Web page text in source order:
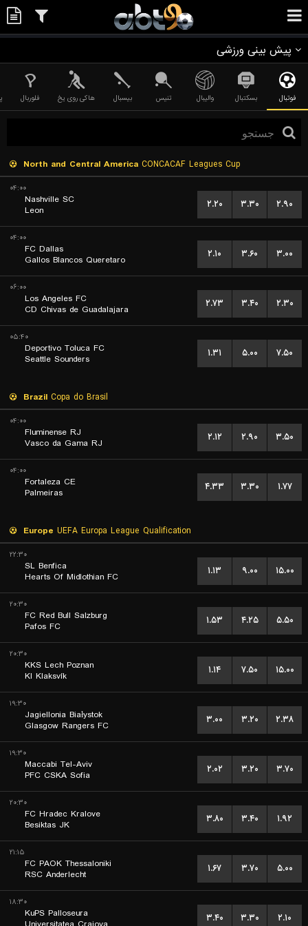
پیش بینی ورزشی
فوتبال بسکتبال والیبال تنیس بیسبال هاکی روی یخ فلوربال
North and Central America CONCACAF Leagues Cup
۰۴:۰۰
Nashville SC
Leon
۲.۲۰ ۳.۳۰ ۲.۹۰
۰۴:۰۰
FC Dallas
Gallos Blancos Queretaro
۲.۱۰ ۳.۶۰ ۳.۰۰
۰۶:۰۰
Los Angeles FC
CD Chivas de Guadalajara
۲.۷۳ ۳.۴۰ ۲.۳۰
۰۵:۴۰
Deportivo Toluca FC
Seattle Sounders
۱.۳۱ ۵.۰۰ ۷.۵۰
Brazil Copa do Brasil
۰۴:۰۰
Fluminense RJ
Vasco da Gama RJ
۲.۱۲ ۲.۹۰ ۳.۵۰
۰۴:۰۰
Fortaleza CE
Palmeiras
۴.۳۳ ۳.۳۰ ۱.۷۷
Europe UEFA Europa League Qualification
۲۲:۳۰
SL Benfica
Hearts Of Midlothian FC
۱.۱۳ ۹.۰۰ ۱۵.۰۰
۲۰:۳۰
FC Red Bull Salzburg
Pafos FC
۱.۵۳ ۴.۲۵ ۵.۵۰
۲۰:۳۰
KKS Lech Poznan
KI Klaksvík
۱.۱۴ ۷.۵۰ ۱۵.۰۰
۱۹:۳۰
Jagiellonia Białystok
Glasgow Rangers FC
۳.۰۰ ۳.۲۰ ۲.۳۸
۱۹:۳۰
Maccabi Tel-Aviv
PFC CSKA Sofia
۲.۰۲ ۳.۲۰ ۳.۷۰
۲۰:۳۰
FC Hradec Kralove
Besiktas JK
۳.۸۰ ۳.۴۰ ۱.۹۲
۲۱:۱۵
FC PAOK Thessaloniki
RSC Anderlecht
۱.۶۷ ۳.۷۰ ۵.۰۰
۱۸:۳۰
KuPS Palloseura
۳.۴۰ ۳.۳۰ ۲.۱۰